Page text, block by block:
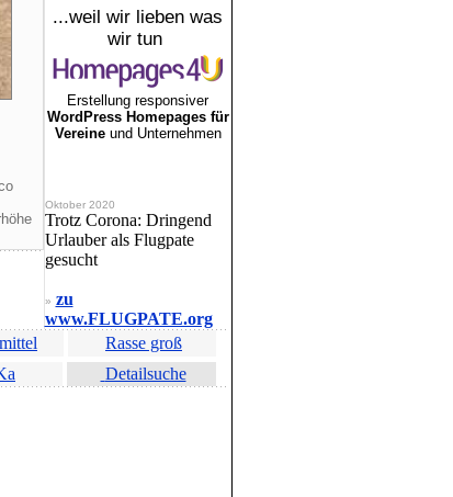
...weil wir lieben was
wir tun
Erstellung responsiver
WordPress Homepages für
Vereineund Unternehmen
Oktober 2020
Trotz Corona: Dringend
Urlauber als Flugpate
gesucht
» zu
www.FLUGPATE.org
Rasse groß
Detailsuche